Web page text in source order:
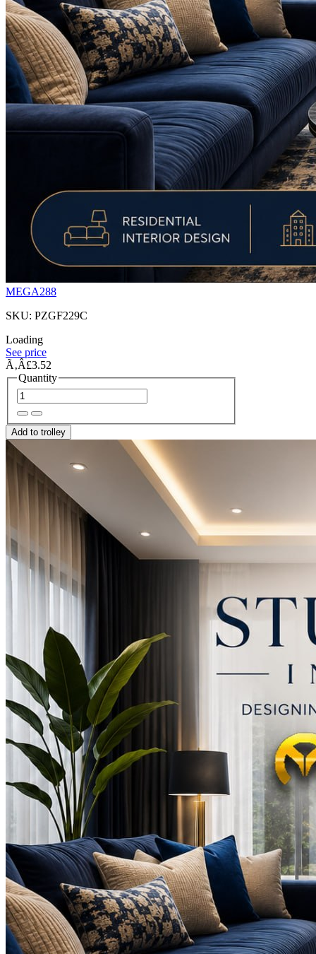
MEGA288
SKU: PZGF229C
Loading
See price
Ã‚Â£3.52
Quantity
Add to trolley